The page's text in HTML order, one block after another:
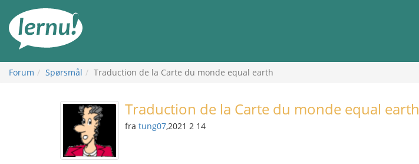
innholdet
Forum Spørsmål Traduction de la Carte du monde equal earth
Traduction de la Carte du monde equal earth
fra tung07,2021 2 14